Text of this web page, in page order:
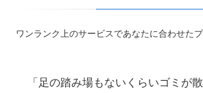
ワンランク上のサービスであなたに合わせた
「足の踏み場もないくらいゴミが